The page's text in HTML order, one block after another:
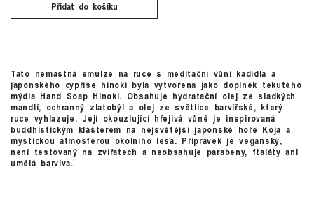
Přidat do košíku
Tato nemastná emulze na ruce s meditační vůní kadidla a
japonského cypřiše hinoki byla vytvořena jako doplněk tekutého
mýdla Hand Soap Hinoki. Obsahuje hydratační olej ze sladkých
mandlí, ochranný zlatobýl a olej ze světlice barvířské, který
ruce vyhlazuje. Její okouzlující hřejivá vůně je inspirovaná
buddhistickým klášterem na nejsvětější japonské hoře Kója a
mystickou atmosférou okolního lesa. Přípravek je veganský,
není testovaný na zvířatech a neobsahuje parabeny, ftaláty ani
umělá barviva.